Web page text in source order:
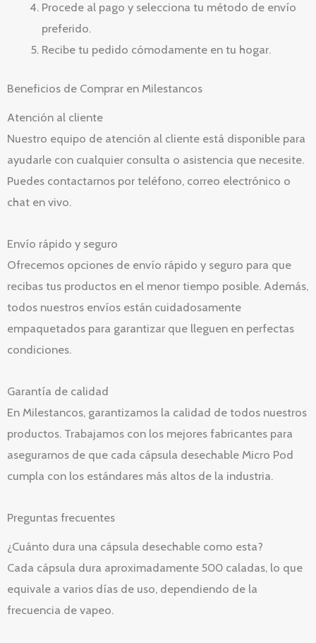
Procede al pago y selecciona tu método de envío
preferido.
Recibe tu pedido cómodamente en tu hogar.
Beneficios de Comprar en Milestancos
Atención al cliente
Nuestro equipo de atención al cliente está disponible para
ayudarle con cualquier consulta o asistencia que necesite.
Puedes contactarnos por teléfono, correo electrónico o
chat en vivo.
Envío rápido y seguro
Ofrecemos opciones de envío rápido y seguro para que
recibas tus productos en el menor tiempo posible. Además,
todos nuestros envíos están cuidadosamente
empaquetados para garantizar que lleguen en perfectas
condiciones.
Garantía de calidad
En Milestancos, garantizamos la calidad de todos nuestros
productos. Trabajamos con los mejores fabricantes para
asegurarnos de que cada cápsula desechable Micro Pod
cumpla con los estándares más altos de la industria.
Preguntas frecuentes
¿Cuánto dura una cápsula desechable como esta?
Cada cápsula dura aproximadamente 500 caladas, lo que
equivale a varios días de uso, dependiendo de la
frecuencia de vapeo.